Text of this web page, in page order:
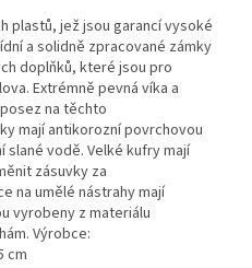
plastů, jež jsou garancí vysoké
a solidně zpracované zámky
doplňků, které jsou pro
Extrémně pevná víka a
na těchto
mají antikorozní povrchovou
slané vodě. Velké kufry mají
zásuvky za
na umělé nástrahy mají
vyrobeny z materiálu
Výrobce:
cm